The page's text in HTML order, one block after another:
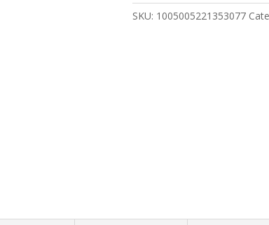
SKU: 1005005221353077